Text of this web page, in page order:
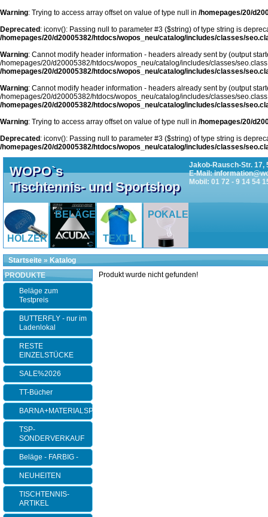
Warning: Trying to access array offset on value of type null in /homepages/20/
Deprecated : iconv(): Passing null to parameter #3 ($string) of type string is
/homepages/20/d20005382/htdocs/wopos_neu/catalog/includes/classes/
Warning: Cannot modify header information - headers already sent by (output
/homepages/20/d20005382/htdocs/wopos_neu/catalog/includes/classes/
/homepages/20/d20005382/htdocs/wopos_neu/catalog/includes/classes/
Warning: Cannot modify header information - headers already sent by (output
/homepages/20/d20005382/htdocs/wopos_neu/catalog/includes/classes/
/homepages/20/d20005382/htdocs/wopos_neu/catalog/includes/classes/
Warning: Trying to access array offset on value of type null in /homepages/20/
Deprecated : iconv(): Passing null to parameter #3 ($string) of type string is
/homepages/20/d20005382/htdocs/wopos_neu/catalog/includes/classes/
WOPO`s
Tischtennis- und Sportshop
Jakob-Rausch-Str. 17,
E-Mail:
Mobil: 01 72 - 9 14 54
HÖLZER
BELÄGE
TEXTIL
POKALE
Startseite » Katalog
Produkt wurde nicht gefunden!
PRODUKTE
Beläge zum
Testpreis
BUTTERFLY - nur im
Ladenlokal
RESTE
EINZELSTÜCKE
SALE%2026
TT-Bücher
BARNA+MATERIALSPEZI
TSP-
SONDERVERKAUF
Beläge - FARBIG -
NEUHEITEN
TISCHTENNIS-
ARTIKEL